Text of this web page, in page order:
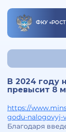
ФКУ «
В 2024 году
превысит 8
https://
godu-nalogovyj-
Благодаря